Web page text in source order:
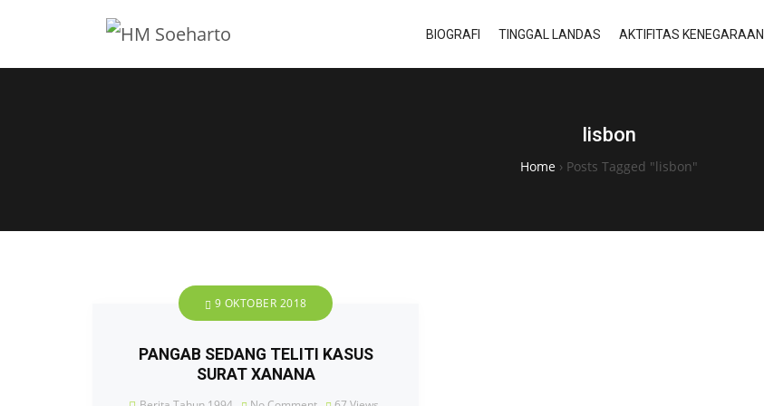
BIOGRAFI TINGGAL LANDAS AKTIFITAS KENEGARAAN
lisbon
Home › Posts Tagged "lisbon"
9 OKTOBER 2018
PANGAB SEDANG TELITI KASUS
SURAT XANANA